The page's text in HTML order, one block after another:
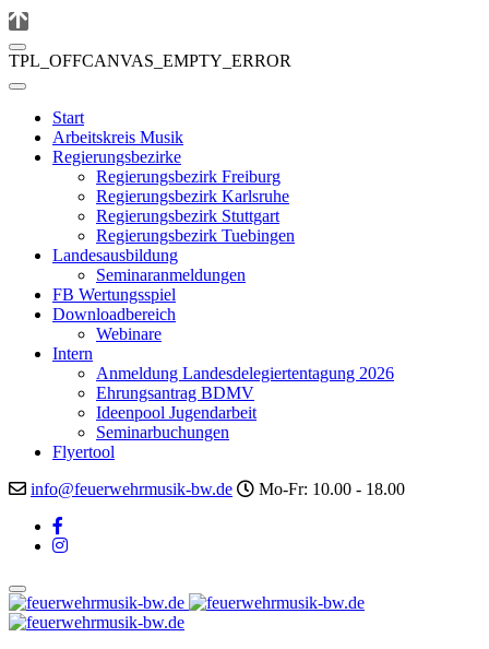
TPL_OFFCANVAS_EMPTY_ERROR
Start
Arbeitskreis Musik
Regierungsbezirke
Regierungsbezirk Freiburg
Regierungsbezirk Karlsruhe
Regierungsbezirk Stuttgart
Regierungsbezirk Tuebingen
Landesausbildung
Seminaranmeldungen
FB Wertungsspiel
Downloadbereich
Webinare
Intern
Anmeldung Landesdelegiertentagung 2026
Ehrungsantrag BDMV
Ideenpool Jugendarbeit
Seminarbuchungen
Flyertool
info@feuerwehrmusik-bw.de
Mo-Fr: 10.00 - 18.00